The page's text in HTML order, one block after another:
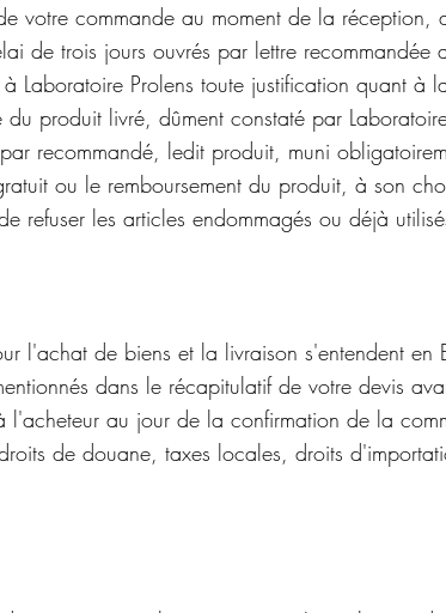
votre commande au moment de la
de trois jours ouvrés par lettre recommandée
Laboratoire Prolens toute justification quant à
produit livré, dûment constaté par
recommandé, ledit produit, muni
ou le remboursement du produit, à son
refuser les articles endommagés ou déjà
l'achat de biens et la livraison s'entendent
dans le récapitulatif de votre devis
l'acheteur au jour de la confirmation de la
de douane, taxes locales, droits